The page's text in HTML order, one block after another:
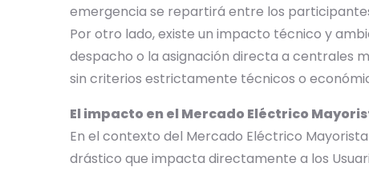
emergencia se repartirá entre los
Por otro lado, existe un impacto técnico y
despacho o la asignación directa a centrales
sin criterios estrictamente técnicos o
El impacto en el Mercado Eléctrico
En el contexto del Mercado Eléctrico
drástico que impacta directamente a los